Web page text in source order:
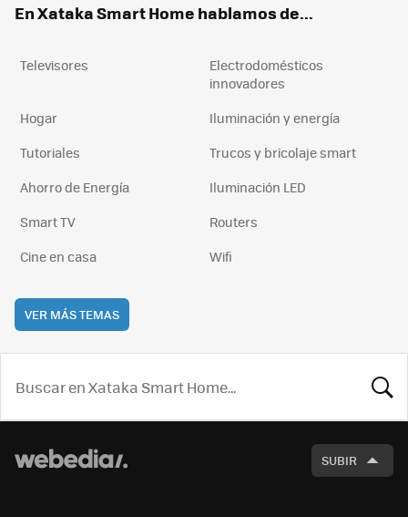
En Xataka Smart Home hablamos de...
Televisores
Electrodomésticos
innovadores
Hogar
Iluminación y energía
Tutoriales
Trucos y bricolaje smart
Ahorro de Energía
Iluminación LED
Smart TV
Routers
Cine en casa
Wifi
VER MÁS TEMAS
SUBIR